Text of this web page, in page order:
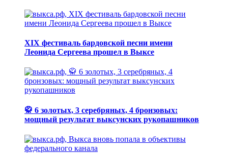
XIX фестиваль бардовской песни имени
Леонида Сергеева прошел в Выксе
🥋 6 золотых, 3 серебряных, 4 бронзовых:
мощный результат выксунских рукопашников